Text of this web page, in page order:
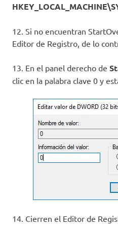
12. Si no encuentran
Editor de Registro, de lo
13. En el panel derecho de
clic en la palabra clave 0 y
14. Cierren el Editor de